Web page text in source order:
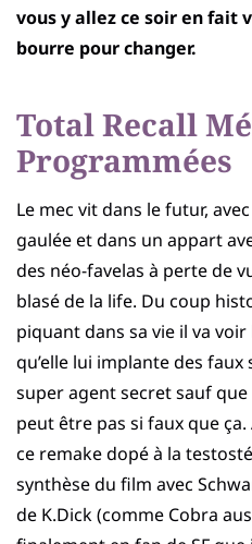
vous y allez ce soir en fait
bourre pour changer.
Total Recall
Programmées
Le mec vit dans le futur,
gaulée et dans un appart
des néo-favelas à perte de
blasé de la life. Du coup
piquant dans sa vie il va
qu’elle lui implante des faux
super agent secret sauf
peut être pas si faux que
ce remake dopé à la
synthèse du film avec
de K.Dick (comme Cobra